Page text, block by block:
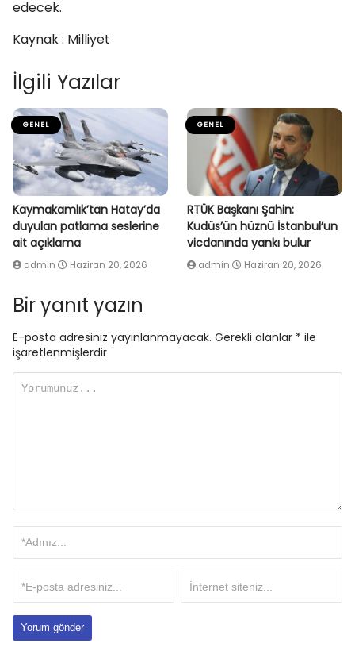
edecek.
Kaynak : Milliyet
İlgili Yazılar
GENEL
Kaymakamlık’tan Hatay’da
duyulan patlama seslerine
ait açıklama
admin Haziran 20, 2026
GENEL
RTÜK Başkanı Şahin:
Kudüs’ün hüznü İstanbul’un
vicdanında yankı bulur
admin Haziran 20, 2026
Bir yanıt yazın
E-posta adresiniz yayınlanmayacak. Gerekli alanlar * ile
işaretlenmişlerdir